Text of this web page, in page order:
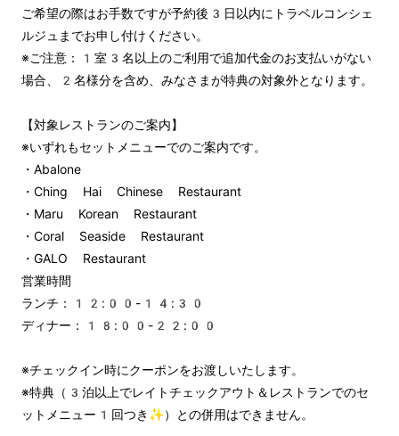
ご希望の際はお手数ですが予約後3日以内にトラベルコンシェ
ルジュまでお申し付けください。
※ご注意：1室3名以上のご利用で追加代金のお支払いがない
場合、2名様分を含め、みなさまが特典の対象外となります。
【対象レストランのご案内】
※いずれもセットメニューでのご案内です。
・Abalone
・Ching Hai Chinese Restaurant
・Maru Korean Restaurant
・Coral Seaside Restaurant
・GALO Restaurant
営業時間
ランチ：12:00-14:30
ディナー：18:00-22:00
※チェックイン時にクーポンをお渡しいたします。
※特典（3泊以上でレイトチェックアウト＆レストランでのセ
ットメニュー1回つき✨）との併用はできません。